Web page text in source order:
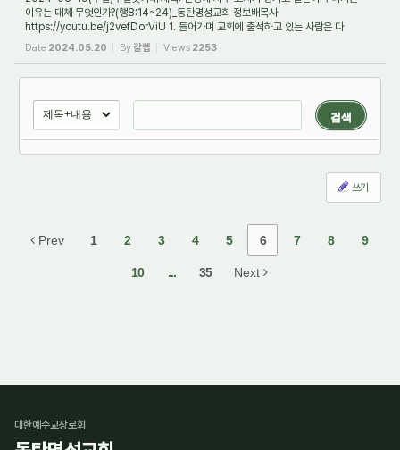
이유는 대체 무엇인가?(행8:14~24)_동탄명성교회 정보배목사
https://youtu.be/j2vefDorViU 1. 들어가며 교회에 출석하고 있는 사람은 다
구원받은 것일까? 예전부터 장로교에서...
Date 2024.05.20 By갈렙 Views 2253
검색
쓰기
Prev 1 2 3 4 5 6 7 8 9
10 ... 35 Next
대한예수교장로회